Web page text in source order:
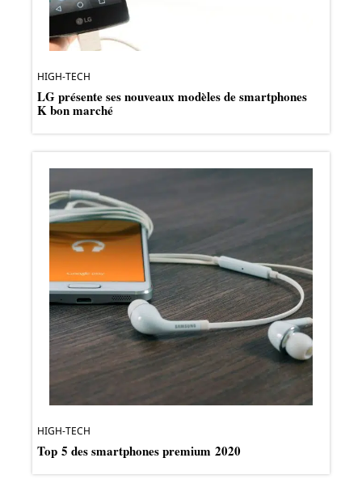
HIGH-TECH
LG présente ses nouveaux modèles de smartphones
K bon marché
HIGH-TECH
Top 5 des smartphones premium 2020